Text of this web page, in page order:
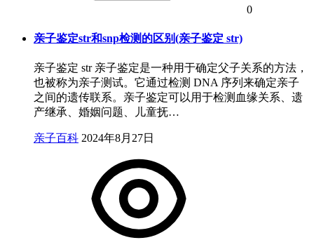
0
亲子鉴定str和snp检测的区别(亲子鉴定 str)
亲子鉴定 str 亲子鉴定是一种用于确定父子关系的方法，
也被称为亲子测试。它通过检测 DNA 序列来确定亲子
之间的遗传联系。亲子鉴定可以用于检测血缘关系、遗
产继承、婚姻问题、儿童抚…
亲子百科 2024年8月27日